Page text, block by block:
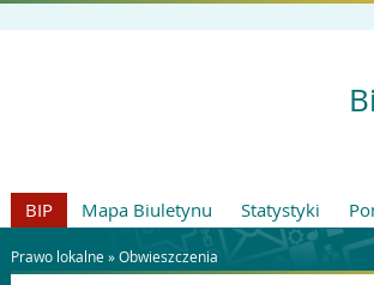
BIP Mapa Biuletynu Statystyki
Prawo lokalne »Obwieszczenia